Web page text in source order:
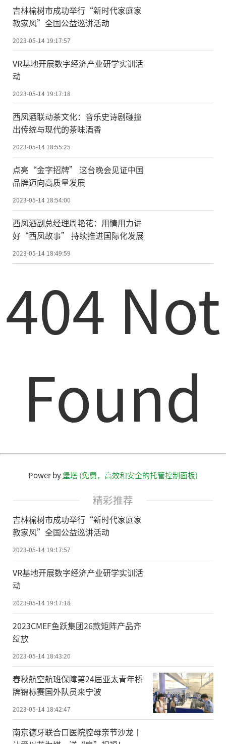
吉林榆树市成功举行“新时代家庭家
教家风”全国公益巡讲活动
2023-05-14 19:17:57
VR基地开展数字经济产业研学实训活
动
2023-05-14 19:17:18
西凤酒联动茶文化：音乐史诗剧碰撞
出传统与现代的茶味酒香
2023-05-14 18:55:25
点亮“金字招牌” 这台晚会见证中国
品牌迈向高质量发展
2023-05-14 18:54:00
西凤酒副总经理周艳花：用情用力讲
好“西凤故事” 持续推进国际化发展
2023-05-14 18:49:59
404 Not
Found
Power by堡塔 (免费，高效和安全的托管控制面板)
精彩推荐
吉林榆树市成功举行“新时代家庭家
教家风”全国公益巡讲活动
2023-05-14 19:17:57
VR基地开展数字经济产业研学实训活
动
2023-05-14 19:17:18
2023CMEF鱼跃集团26款矩阵产品齐
绽放
2023-05-14 18:43:20
春秋航空航班保障第24届亚太青年桥
牌锦标赛国外队员来宁波
2023-05-14 18:42:47
南京德牙联合口医院腔母亲节沙龙丨